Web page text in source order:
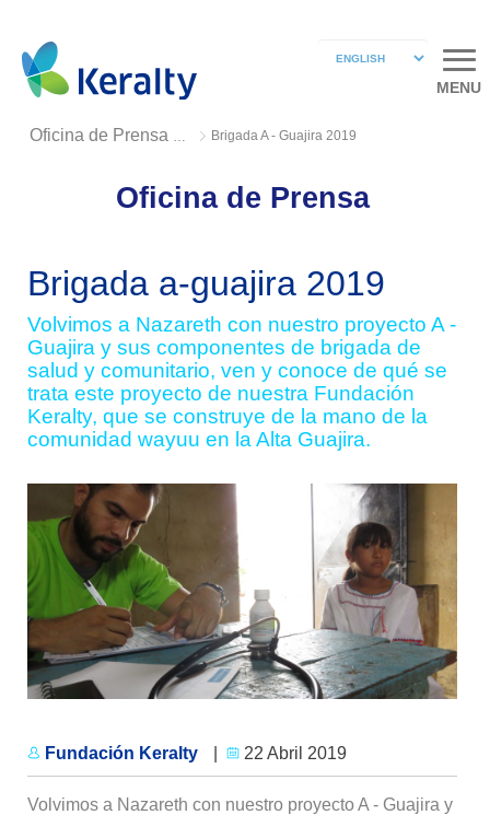
MENU
Oficina de Prensa 2019 Brigada A - Guajira 2019
Oficina de Prensa
Brigada a-guajira 2019
Volvimos a Nazareth con nuestro proyecto A -
Guajira y sus componentes de brigada de
salud y comunitario, ven y conoce de qué se
trata este proyecto de nuestra Fundación
Keralty, que se construye de la mano de la
comunidad wayuu en la Alta Guajira.
Fundación Keralty 22 Abril 2019
Volvimos a Nazareth con nuestro proyecto A - Guajira y